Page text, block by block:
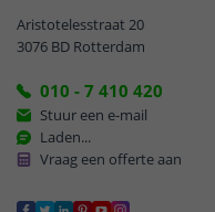
Aristotelesstraat 20
3076 BD Rotterdam
010 - 7 410 420
Stuur een e-mail
Laden...
Vraag een offerte aan